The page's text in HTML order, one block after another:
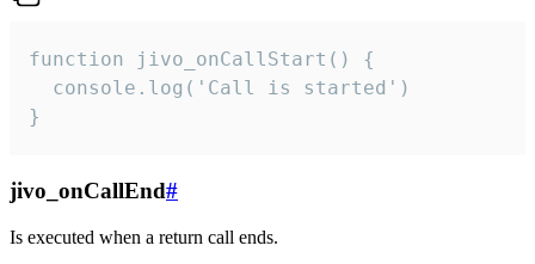
function jivo_onCallStart() {
  console.log('Call is started')
}
jivo_onCallEnd#
Is executed when a return call ends.